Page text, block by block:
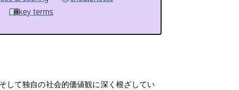
key terms
して独自の社会的価値観に深く根ざしてい